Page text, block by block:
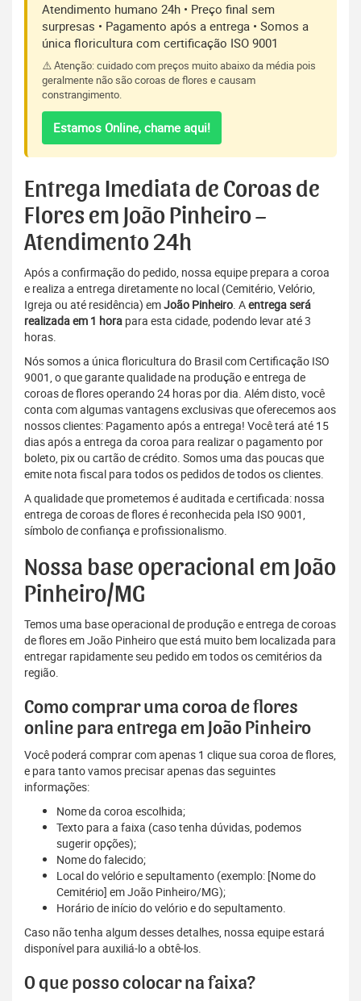
Atendimento humano 24h • Preço final sem
surpresas • Pagamento após a entrega • Somos a
única floricultura com certificação ISO 9001
⚠️ Atenção: cuidado com preços muito abaixo da média pois
geralmente não são coroas de flores e causam
constrangimento.
Estamos Online, chame aqui!
Entrega Imediata de Coroas de
Flores em João Pinheiro –
Atendimento 24h
Após a confirmação do pedido, nossa equipe prepara a coroa
e realiza a entrega diretamente no local (Cemitério, Velório,
Igreja ou até residência) emJoão Pinheiro. Aentrega será
realizada em 1 hora para esta cidade, podendo levar até 3
horas.
Nós somos a única floricultura do Brasil com Certificação ISO
9001, o que garante qualidade na produção e entrega de
coroas de flores operando 24 horas por dia. Além disto, você
conta com algumas vantagens exclusivas que oferecemos aos
nossos clientes: Pagamento após a entrega! Você terá até 15
dias após a entrega da coroa para realizar o pagamento por
boleto, pix ou cartão de crédito. Somos uma das poucas que
emite nota fiscal para todos os pedidos de todos os clientes.
A qualidade que prometemos é auditada e certificada: nossa
entrega de coroas de flores é reconhecida pela ISO 9001,
símbolo de confiança e profissionalismo.
Nossa base operacional em João
Pinheiro/MG
Temos uma base operacional de produção e entrega de coroas
de flores em João Pinheiro que está muito bem localizada para
entregar rapidamente seu pedido em todos os cemitérios da
região.
Como comprar uma coroa de flores
online para entrega em João Pinheiro
Você poderá comprar com apenas 1 clique sua coroa de flores,
e para tanto vamos precisar apenas das seguintes
informações:
Nome da coroa escolhida;
Texto para a faixa (caso tenha dúvidas, podemos
sugerir opções);
Nome do falecido;
Local do velório e sepultamento (exemplo: [Nome do
Cemitério] em João Pinheiro/MG);
Horário de início do velório e do sepultamento.
Caso não tenha algum desses detalhes, nossa equipe estará
disponível para auxiliá-lo a obtê-los.
O que posso colocar na faixa?